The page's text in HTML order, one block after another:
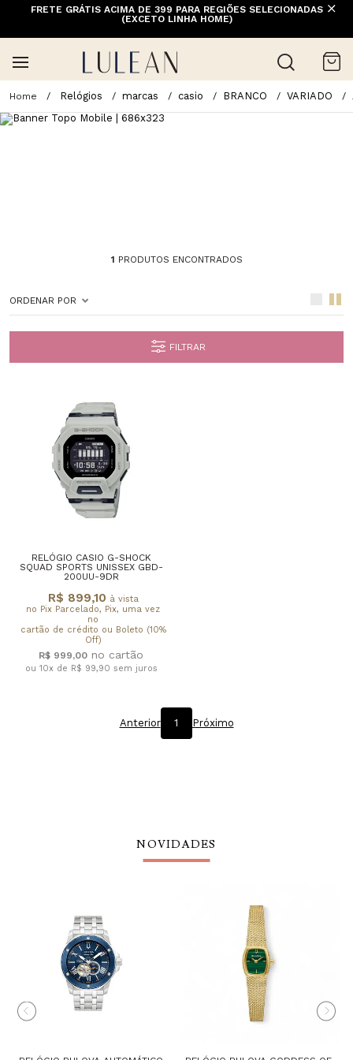
FRETE GRÁTIS ACIMA DE 399 PARA REGIÕES SELECIONADAS
(EXCETO LINHA HOME)
Relógios marcas casio BRANCO VARIADO
1 PRODUTOS ENCONTRADOS
ORDENAR POR
FILTRAR
RELÓGIO CASIO G-SHOCK
SQUAD SPORTS UNISSEX GBD-
200UU-9DR
R$ 899,10 à vista
no Pix Parcelado, Pix, uma vez
no
cartão de crédito ou Boleto (10%
Off)
R$ 999,00
ou 10x de R$ 99,90 sem juros
Anterior 1 Próximo
NOVIDADES